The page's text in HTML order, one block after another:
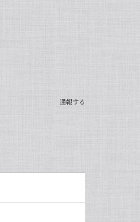
通報する